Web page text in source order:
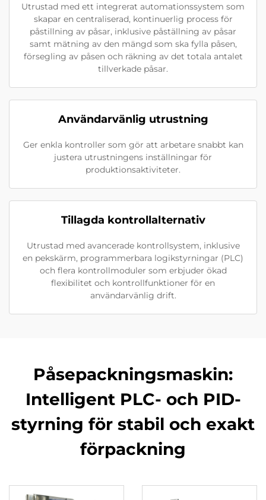
Utrustad med ett integrerat automationssystem som
skapar en centraliserad, kontinuerlig process för
påstillning av påsar, inklusive påställning av påsar
samt mätning av den mängd som ska fylla påsen,
försegling av påsen och räkning av det totala antalet
tillverkade påsar.
Användarvänlig utrustning
Ger enkla kontroller som gör att arbetare snabbt kan
justera utrustningens inställningar för
produktionsaktiviteter.
Tillagda kontrollalternativ
Utrustad med avancerade kontrollsystem, inklusive
en pekskärm, programmerbara logikstyrningar (PLC)
och flera kontrollmoduler som erbjuder ökad
flexibilitet och kontrollfunktioner för en
användarvänlig drift.
Påsepackningsmaskin:
Intelligent PLC- och PID-
styrning för stabil och exakt
förpackning